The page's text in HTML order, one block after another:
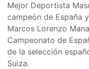
Mejor Deportista
campeón de España
Marcos Lorenzo
Campeonato de
de la selección
Suiza.